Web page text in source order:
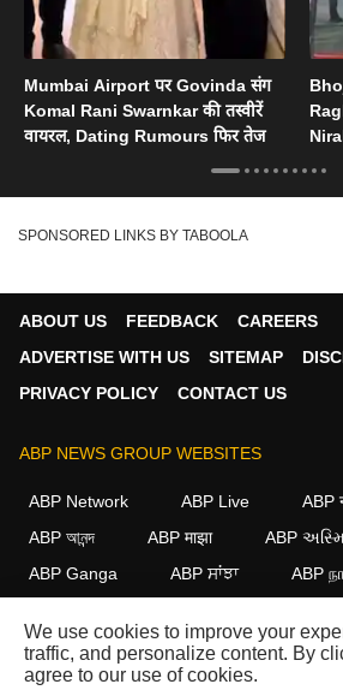
Mumbai Airport पर Govinda संग
Komal Rani Swarnkar की तस्वीरें
वायरल, Dating Rumours फिर तेज
SPONSORED LINKS BY TABOOLA
ABOUT US FEEDBACK
CAREERS
ADVERTISE WITH US
SITEMAP
PRIVACY POLICY
CONTACT US
ABP NEWS GROUP WEBSITES
ABP Network ABP Live
ABP
ABP আনন্দ
ABP माझा
ABP
ABP Ganga
ABP ਸਾਂਝਾ ABP
FOLLOW US
We use cookies to improve your
traffic, and personalize content. By
agree to our use of cookies.